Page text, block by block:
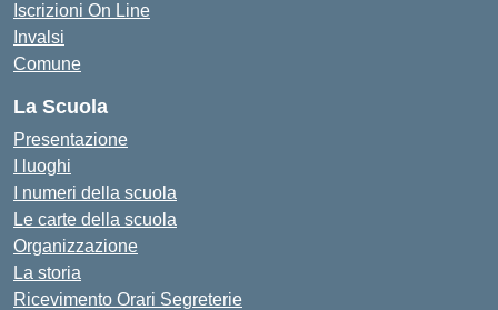
Iscrizioni On Line
Invalsi
Comune
La Scuola
Presentazione
I luoghi
I numeri della scuola
Le carte della scuola
Organizzazione
La storia
Ricevimento Orari Segreterie